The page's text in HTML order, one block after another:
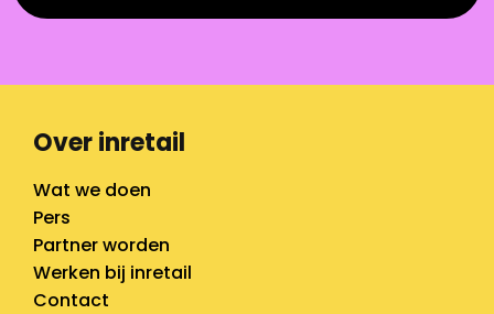
Over inretail
Wat we doen
Pers
Partner worden
Werken bij inretail
Contact